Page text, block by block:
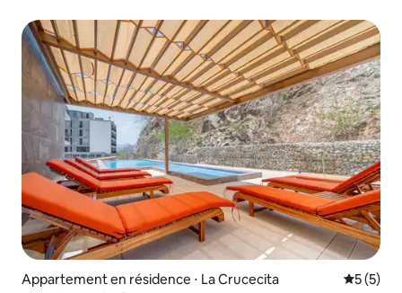
Appartement en résidence ⋅ La Crucecita
5 (5)